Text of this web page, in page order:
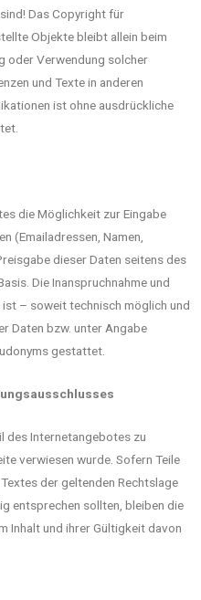
Das Copyright für
Objekte bleibt allein beim
oder Verwendung solcher
und Texte in anderen
ist ohne ausdrückliche
die Möglichkeit zur Eingabe
(Emailadressen, Namen,
dieser Daten seitens des
Die Inanspruchnahme und
– soweit technisch möglich und
Daten bzw. unter Angabe
gestattet.
des Internetangebotes zu
verwiesen wurde. Sofern Teile
der geltenden Rechtslage
entsprechen sollten, bleiben die
Inhalt und ihrer Gültigkeit davon